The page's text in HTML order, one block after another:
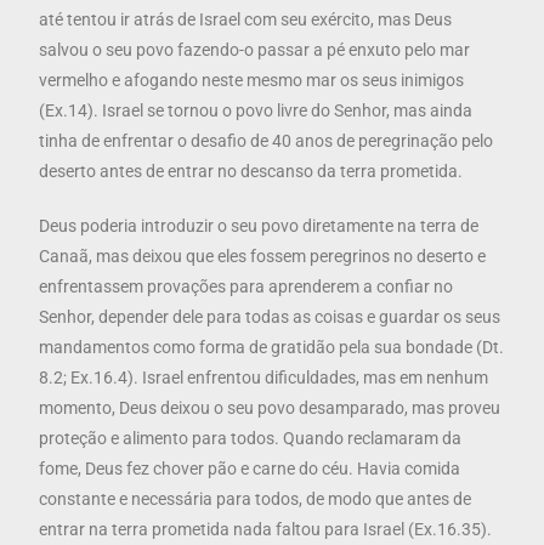
até tentou ir atrás de Israel com seu exército, mas Deus
salvou o seu povo fazendo-o passar a pé enxuto pelo mar
vermelho e afogando neste mesmo mar os seus inimigos
(Ex.14). Israel se tornou o povo livre do Senhor, mas ainda
tinha de enfrentar o desafio de 40 anos de peregrinação pelo
deserto antes de entrar no descanso da terra prometida.
Deus poderia introduzir o seu povo diretamente na terra de
Canaã, mas deixou que eles fossem peregrinos no deserto e
enfrentassem provações para aprenderem a confiar no
Senhor, depender dele para todas as coisas e guardar os seus
mandamentos como forma de gratidão pela sua bondade (Dt.
8.2; Ex.16.4). Israel enfrentou dificuldades, mas em nenhum
momento, Deus deixou o seu povo desamparado, mas proveu
proteção e alimento para todos. Quando reclamaram da
fome, Deus fez chover pão e carne do céu. Havia comida
constante e necessária para todos, de modo que antes de
entrar na terra prometida nada faltou para Israel (Ex.16.35).